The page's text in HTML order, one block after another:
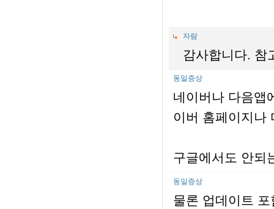
자람
감사합니다. 참
동일증상
네이버나 다음앱
이버 홈페이지나
구글에서도 안되
동일증상
물론 업데이트